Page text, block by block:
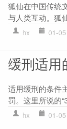
狐仙在中国传统
与人类互动。狐
hx 01-05
缓刑适用
适用缓刑的条件
罚。这里所说的
hx 01-05